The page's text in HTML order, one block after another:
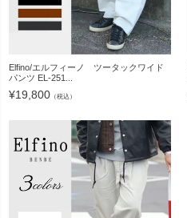
Elfino/エルフィーノ ツータックワイド
パンツ EL-251...
¥19,800 （税込）